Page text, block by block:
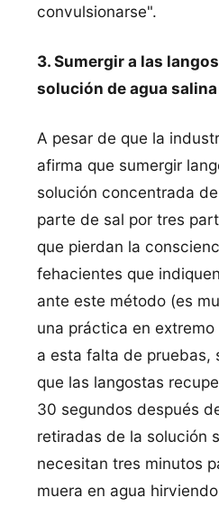
convulsionarse".
3. Sumergir a las
solución de agua
A pesar de que la
afirma que sumergir
solución concentrada
parte de sal por tres
que pierdan la
fehacientes que
ante este método (es
una práctica en
a esta falta de pruebas,
que las langostas
30 segundos después
retiradas de la solución
necesitan tres minutos
muera en agua